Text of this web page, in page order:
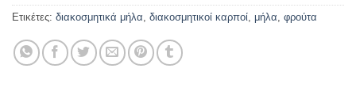
Ετικέτες: διακοσμητικά μήλα, διακοσμητικοί καρποί, μήλα, φρούτα